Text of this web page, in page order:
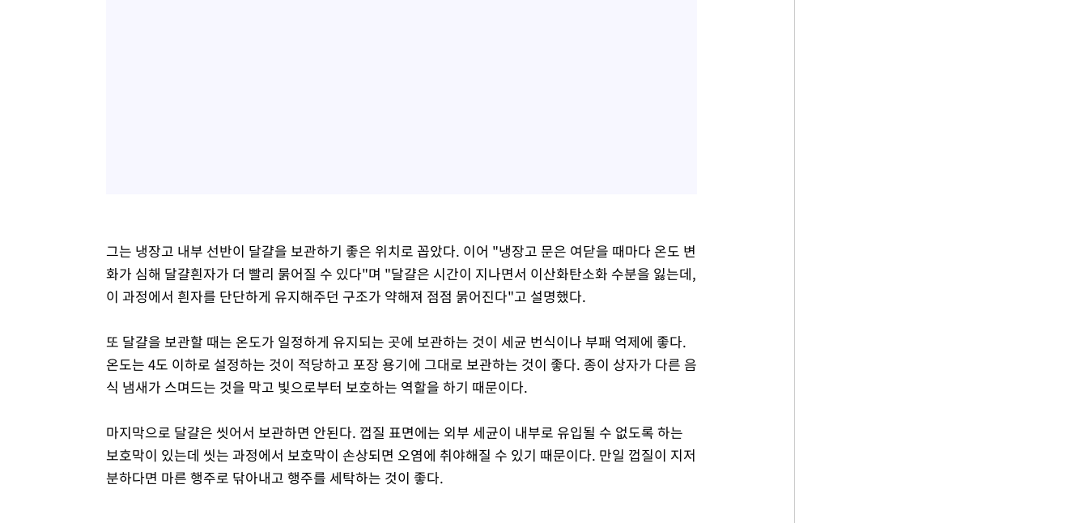
그는 냉장고 내부 선반이 달걀을 보관하기 좋은 위치로 꼽았다. 이어 "냉장고 문은 여닫을 때마다 온도 변
화가 심해 달걀흰자가 더 빨리 묽어질 수 있다"며 "달걀은 시간이 지나면서 이산화탄소화 수분을 잃는데,
이 과정에서 흰자를 단단하게 유지해주던 구조가 약해져 점점 묽어진다"고 설명했다.
또 달걀을 보관할 때는 온도가 일정하게 유지되는 곳에 보관하는 것이 세균 번식이나 부패 억제에 좋다.
온도는 4도 이하로 설정하는 것이 적당하고 포장 용기에 그대로 보관하는 것이 좋다. 종이 상자가 다른 음
식 냄새가 스며드는 것을 막고 빛으로부터 보호하는 역할을 하기 때문이다.
마지막으로 달걀은 씻어서 보관하면 안된다. 껍질 표면에는 외부 세균이 내부로 유입될 수 없도록 하는
보호막이 있는데 씻는 과정에서 보호막이 손상되면 오염에 취야해질 수 있기 때문이다. 만일 껍질이 지저
분하다면 마른 행주로 닦아내고 행주를 세탁하는 것이 좋다.